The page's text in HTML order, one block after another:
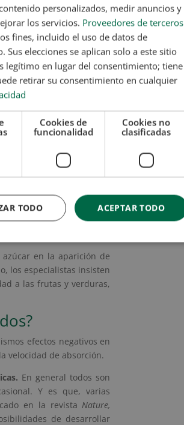
es mejor dejar la pulpa, y
o en el momento
de azúcar mencionados,
por medio de estos y
melaza, sacarosa,
generar dudas en el
y ninguno de ellos
de la Salud (OMS), el
Esto se traduce a un
en la aparición de
los especialistas insisten
a las frutas y verduras,
efectos negativos en
velocidad de absorción.
En general todos son
Y es que, varias
en la revistaNature,
de desarrollar
personalizados, medir anuncios y
los servicios. Proveedores de terceros
fines, incluido el uso de datos de
elecciones se aplican solo a este sitio
legítimo en lugar del consentimiento; tiene
retirar su consentimiento en cualquier
Cookies de
funcionalidad
Cookies no
clasificadas
ACEPTAR TODO
TODO